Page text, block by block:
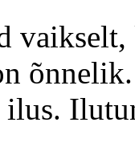
õnnelik.